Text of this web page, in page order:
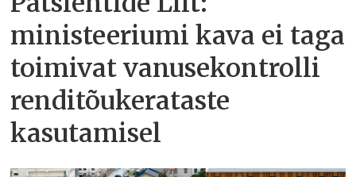
ministeeriumi kava ei taga
toimivat vanusekontrolli
renditõukerataste
kasutamisel